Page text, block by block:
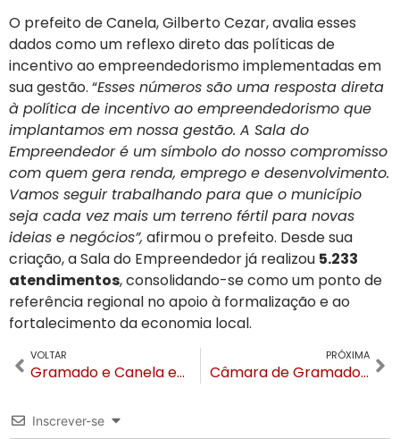
O prefeito de Canela, Gilberto Cezar, avalia esses
dados como um reflexo direto das políticas de
incentivo ao empreendedorismo implementadas em
sua gestão. “Esses números são uma resposta direta
à política de incentivo ao empreendedorismo que
implantamos em nossa gestão. A Sala do
Empreendedor é um símbolo do nosso compromisso
com quem gera renda, emprego e desenvolvimento.
Vamos seguir trabalhando para que o município
seja cada vez mais um terreno fértil para novas
ideias e negócios”, afirmou o prefeito. Desde sua
criação, a Sala do Empreendedor já realizou 5.233
atendimentos, consolidando-se como um ponto de
referência regional no apoio à formalização e ao
fortalecimento da economia local.
VOLTAR
Gramado e Canela em alerta para neve: Aviso do Inmet aponta para precipitação na madrugada
PRÓXIMA
Câmara de Gramado abre processo seletivo para procurador com salário de R$ 9 mil
Inscrever-se